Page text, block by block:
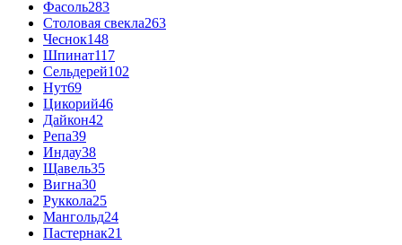
Фасоль283
Столовая свекла263
Чеснок148
Шпинат117
Сельдерей102
Нут69
Цикорий46
Дайкон42
Репа39
Индау38
Щавель35
Вигна30
Руккола25
Мангольд24
Пастернак21